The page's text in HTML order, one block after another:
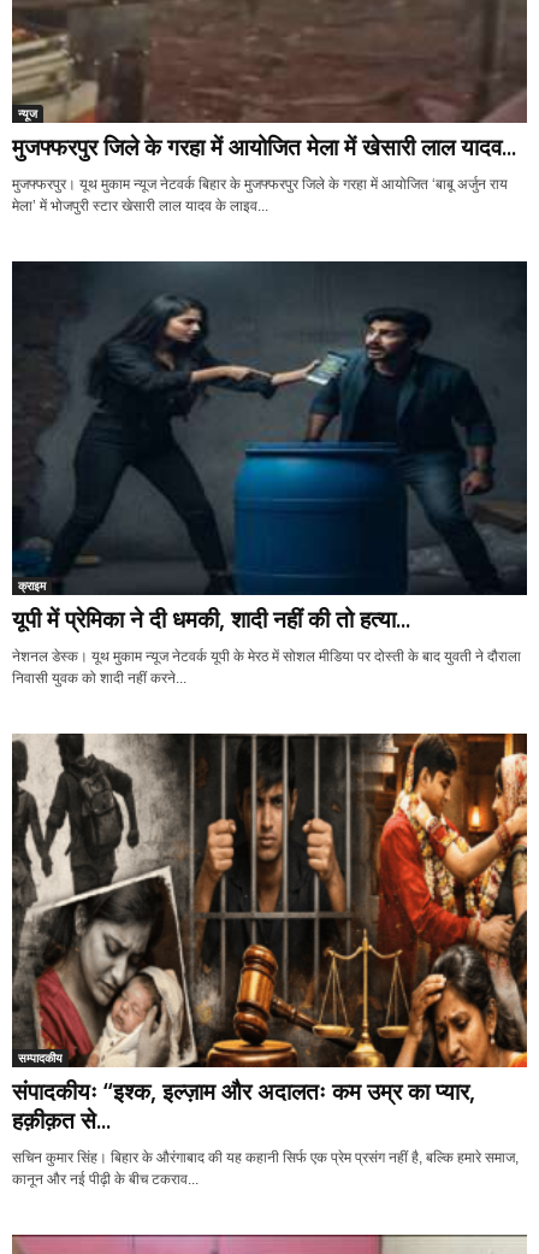
न्यूज
मुजफ्फरपुर जिले के गरहा में आयोजित मेला में खेसारी लाल यादव...
मुजफ्फरपुर। यूथ मुकाम न्यूज नेटवर्क बिहार के मुजफ्फरपुर जिले के गरहा में आयोजित ‘बाबू अर्जुन राय
मेला’ में भोजपुरी स्टार खेसारी लाल यादव के लाइव...
क्राइम
यूपी में प्रेमिका ने दी धमकी, शादी नहीं की तो हत्या...
नेशनल डेस्क। यूथ मुकाम न्यूज नेटवर्क यूपी के मेरठ में सोशल मीडिया पर दोस्ती के बाद युवती ने दौराला
निवासी युवक को शादी नहीं करने...
सम्पादकीय
संपादकीयः “इश्क, इल्ज़ाम और अदालतः कम उम्र का प्यार,
हक़ीक़त से...
सचिन कुमार सिंह। बिहार के औरंगाबाद की यह कहानी सिर्फ एक प्रेम प्रसंग नहीं है, बल्कि हमारे समाज,
कानून और नई पीढ़ी के बीच टकराव...